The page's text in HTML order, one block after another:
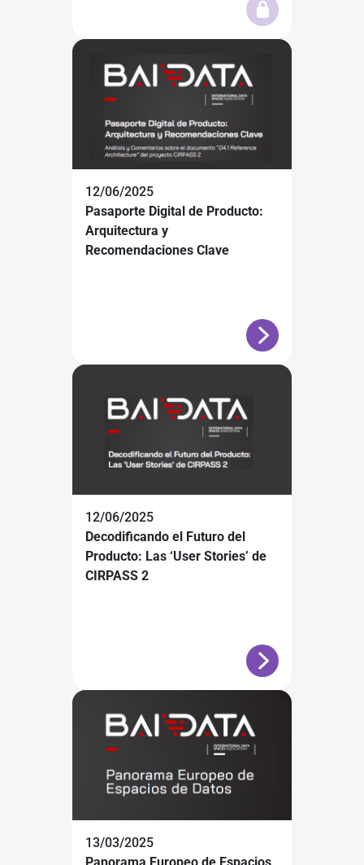
12/06/2025
Pasaporte Digital de Producto:
Arquitectura y
Recomendaciones Clave
12/06/2025
Decodificando el Futuro del
Producto: Las ‘User Stories’ de
CIRPASS 2
13/03/2025